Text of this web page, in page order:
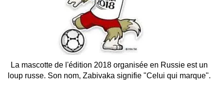
La mascotte de l'édition 2018 organisée en Russie est un
loup russe. Son nom, Zabivaka signifie "Celui qui marque".